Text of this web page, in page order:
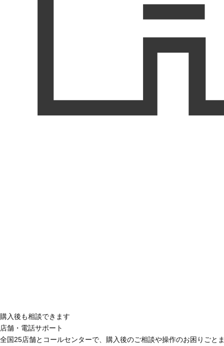
購入後も相談できます
店舗・電話サポート
全国25店舗とコールセンターで、購入後のご相談や操作のお困りごと